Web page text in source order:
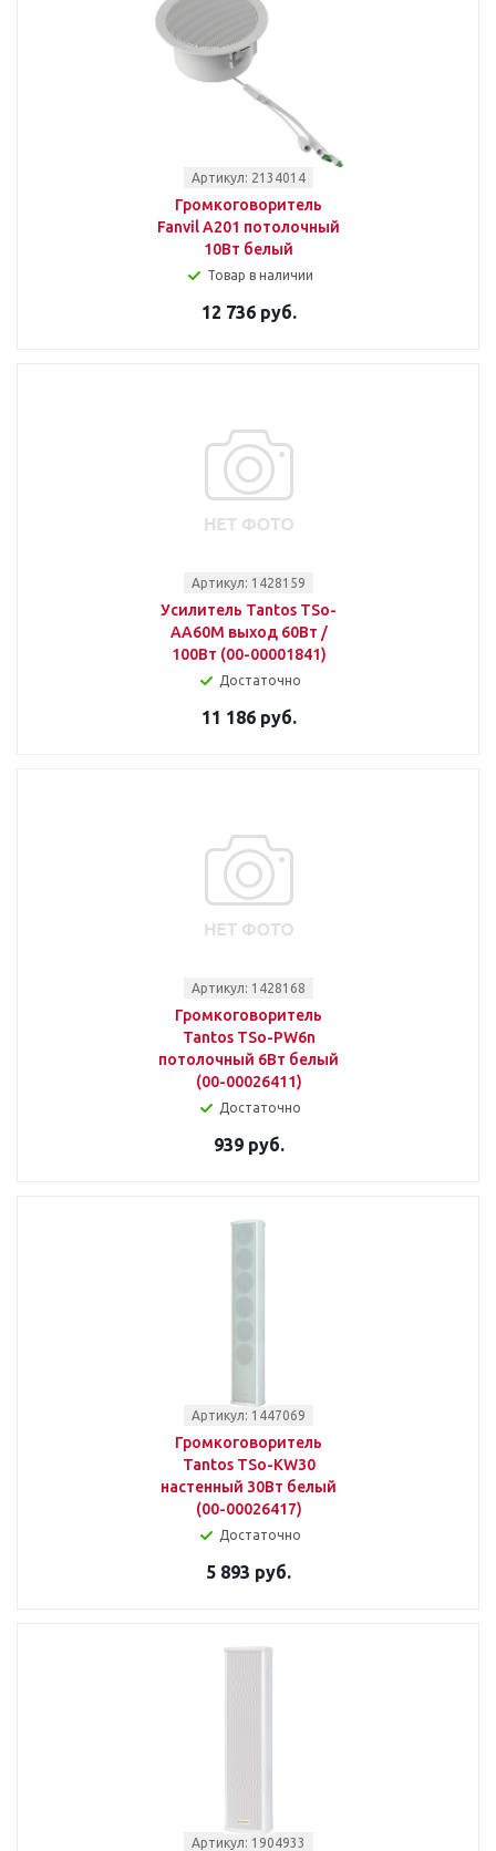
Артикул: 2134014
Громкоговоритель
Fanvil A201 потолочный
10Вт белый
Товар в наличии
12 736 руб.
Артикул: 1428159
Усилитель Tantos TSo-
AA60M выход 60Вт /
100Вт (00-00001841)
Достаточно
11 186 руб.
Артикул: 1428168
Громкоговоритель
Tantos TSo-PW6n
потолочный 6Вт белый
(00-00026411)
Достаточно
939 руб.
Артикул: 1447069
Громкоговоритель
Tantos TSo-KW30
настенный 30Вт белый
(00-00026417)
Достаточно
5 893 руб.
Артикул: 1904933